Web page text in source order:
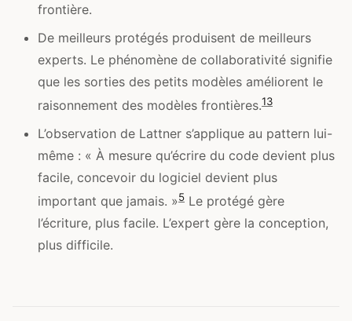
frontière.
De meilleurs protégés produisent de meilleurs
experts. Le phénomène de collaborativité signifie
que les sorties des petits modèles améliorent le
raisonnement des modèles frontières.13
L’observation de Lattner s’applique au pattern lui-
même : « À mesure qu’écrire du code devient plus
facile, concevoir du logiciel devient plus
important que jamais. »5 Le protégé gère
l’écriture, plus facile. L’expert gère la conception,
plus difficile.